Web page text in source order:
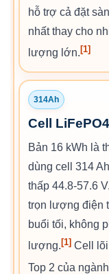
hỗ trợ cả đặt
nhất thay cho
lượng lớn. [1]
314Ah
Cell
Bản 16 kWh là
dùng cell 314
thấp 44.8-57.6
trọn lượng điện
buổi tối, không
lượng. [1] Cell
Top 2 của